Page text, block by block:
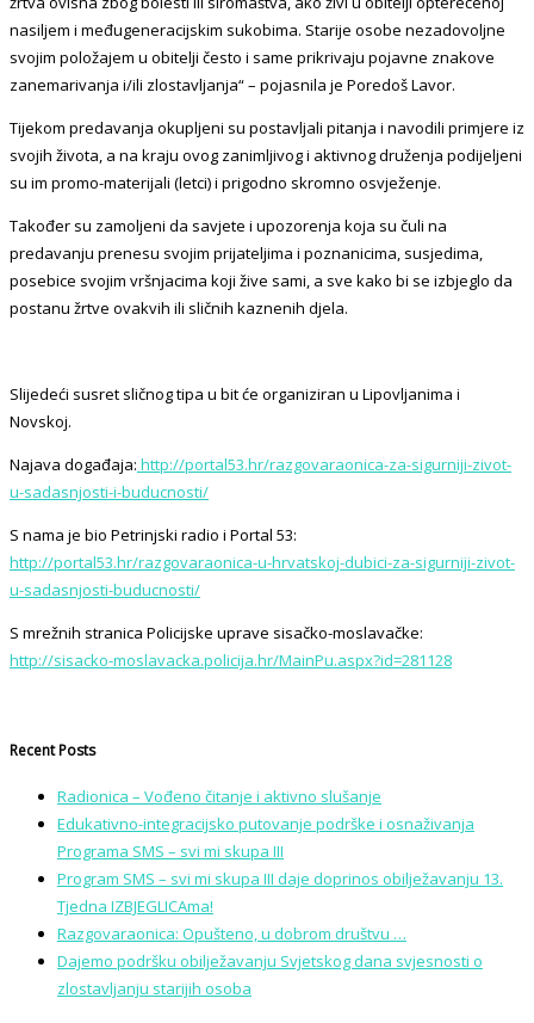
nasiljem i međugeneracijskim sukobima. Starije osobe nezadovoljne
svojim položajem u obitelji često i same prikrivaju pojavne znakove
zanemarivanja i/ili zlostavljanja“ – pojasnila je Poredoš Lavor.
Tijekom predavanja okupljeni su postavljali pitanja i navodili primjere iz
svojih života, a na kraju ovog zanimljivog i aktivnog druženja podijeljeni
su im promo-materijali (letci) i prigodno skromno osvježenje.
Također su zamoljeni da savjete i upozorenja koja su čuli na
predavanju prenesu svojim prijateljima i poznanicima, susjedima,
posebice svojim vršnjacima koji žive sami, a sve kako bi se izbjeglo da
postanu žrtve ovakvih ili sličnih kaznenih djela.
Slijedeći susret sličnog tipa u bit će organiziran u Lipovljanima i
Novskoj.
Najava događaja: http://portal53.hr/razgovaraonica-za-sigurniji-zivot-
u-sadasnjosti-i-buducnosti/
S nama je bio Petrinjski radio i Portal 53:
http://portal53.hr/razgovaraonica-u-hrvatskoj-dubici-za-sigurniji-zivot-
u-sadasnjosti-buducnosti/
S mrežnih stranica Policijske uprave sisačko-moslavačke:
http://sisacko-moslavacka.policija.hr/MainPu.aspx?id=281128
Recent Posts
Radionica – Vođeno čitanje i aktivno slušanje
Edukativno-integracijsko putovanje podrške i osnaživanja
Programa SMS – svi mi skupa III
Program SMS – svi mi skupa III daje doprinos obilježavanju 13.
Tjedna IZBJEGLICAma!
Razgovaraonica: Opušteno, u dobrom društvu …
Dajemo podršku obilježavanju Svjetskog dana svjesnosti o
zlostavljanju starijih osoba